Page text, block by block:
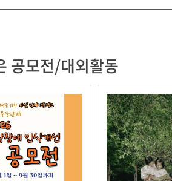
공모전/대외활동